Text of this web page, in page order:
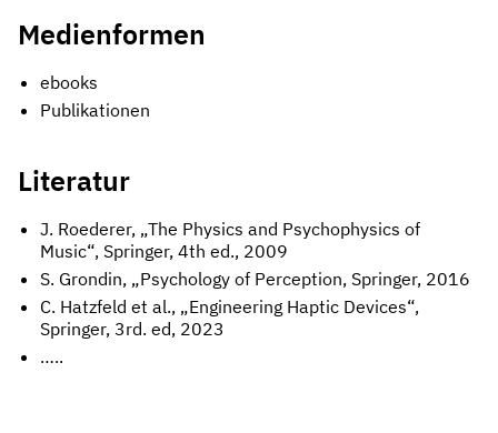
Medienformen
ebooks
Publikationen
Literatur
J. Roederer, „The Physics and Psychophysics of
Music“, Springer, 4th ed., 2009
S. Grondin, „Psychology of Perception, Springer, 2016
C. Hatzfeld et al., „Engineering Haptic Devices“,
Springer, 3rd. ed, 2023
…..